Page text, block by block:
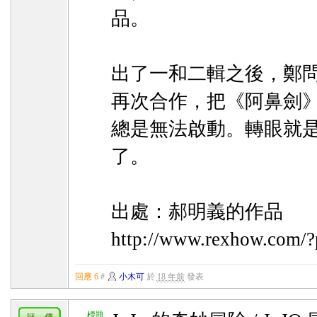
品。
出了一和二輯之後，鄭
再次合作，把《阿鼻劍
總是無法啟動。轉眼就
了。
出處：郝明義的作品
http://www.rexhow.com/
回應 6 # 小木可於 18 年前發表
標題